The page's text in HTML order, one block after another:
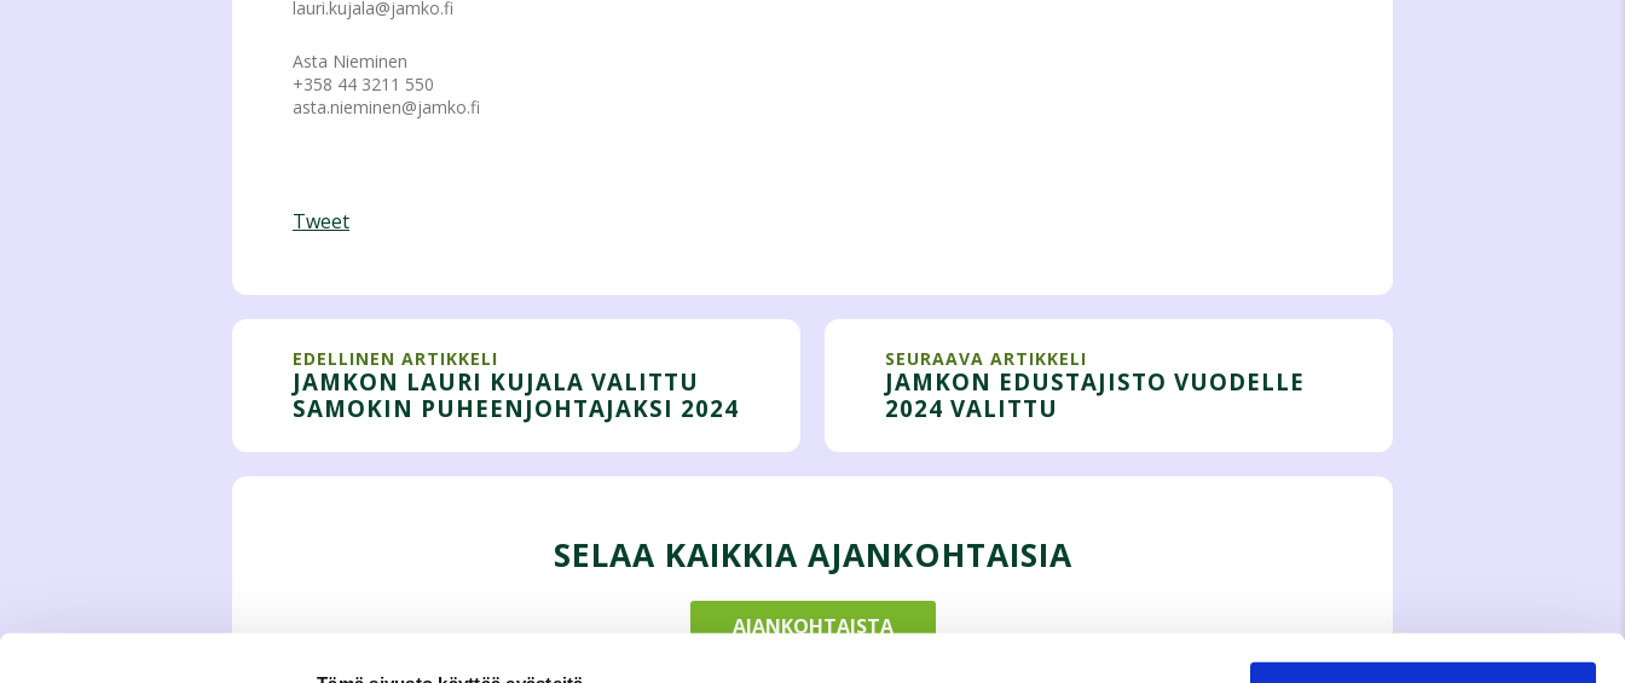
lauri.kujala@jamko.fi
Asta Nieminen
+358 44 3211 550
asta.nieminen@jamko.fi
Tweet
EDELLINEN ARTIKKELI
JAMKON LAURI KUJALA VALITTU
SAMOKIN PUHEENJOHTAJAKSI 2024
SEURAAVA ARTIKKELI
JAMKON EDUSTAJISTO VUODELLE
2024 VALITTU
SELAA KAIKKIA AJANKOHTAISIA
AJANKOHTAISTA